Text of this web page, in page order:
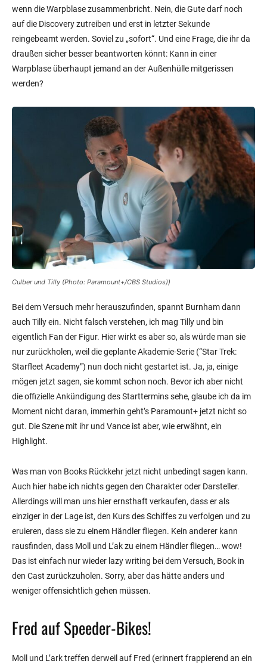
wenn die Warpblase zusammenbricht. Nein, die Gute darf noch
auf die Discovery zutreiben und erst in letzter Sekunde
reingebeamt werden. Soviel zu „sofort“. Und eine Frage, die ihr da
draußen sicher besser beantworten könnt: Kann in einer
Warpblase überhaupt jemand an der Außenhülle mitgerissen
werden?
Culber und Tilly (Photo: Paramount+/CBS Studios))
Bei dem Versuch mehr herauszufinden, spannt Burnham dann
auch Tilly ein. Nicht falsch verstehen, ich mag Tilly und bin
eigentlich Fan der Figur. Hier wirkt es aber so, als würde man sie
nur zurückholen, weil die geplante Akademie-Serie (“Star Trek:
Starfleet Academy”) nun doch nicht gestartet ist. Ja, ja, einige
mögen jetzt sagen, sie kommt schon noch. Bevor ich aber nicht
die offizielle Ankündigung des Starttermins sehe, glaube ich da im
Moment nicht daran, immerhin geht’s Paramount+ jetzt nicht so
gut. Die Szene mit ihr und Vance ist aber, wie erwähnt, ein
Highlight.
Was man von Books Rückkehr jetzt nicht unbedingt sagen kann.
Auch hier habe ich nichts gegen den Charakter oder Darsteller.
Allerdings will man uns hier ernsthaft verkaufen, dass er als
einziger in der Lage ist, den Kurs des Schiffes zu verfolgen und zu
eruieren, dass sie zu einem Händler fliegen. Kein anderer kann
rausfinden, dass Moll und L’ak zu einem Händler fliegen… wow!
Das ist einfach nur wieder lazy writing bei dem Versuch, Book in
den Cast zurückzuholen. Sorry, aber das hätte anders und
weniger offensichtlich gehen müssen.
Fred auf Speeder-Bikes!
Moll und L’ark treffen derweil auf Fred (erinnert frappierend an ein